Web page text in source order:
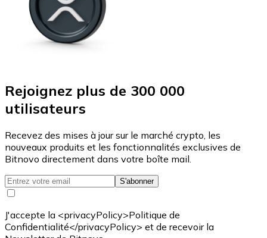
Rejoignez plus de 300 000
utilisateurs
Recevez des mises à jour sur le marché crypto, les
nouveaux produits et les fonctionnalités exclusives de
Bitnovo directement dans votre boîte mail.
S'abonner
J'accepte la <privacyPolicy>Politique de
Confidentialité</privacyPolicy> et de recevoir la